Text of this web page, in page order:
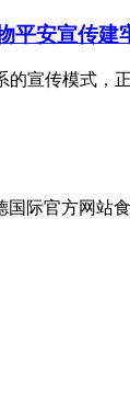
平安宣传建
的宣传模式，
国际官方网站